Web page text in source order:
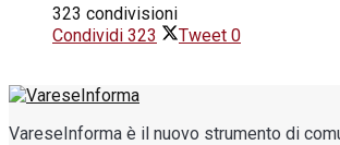
323 condivisioni
Condividi 323 Tweet 0
VareseInforma è il nuovo strumento di